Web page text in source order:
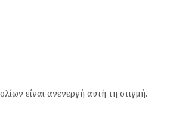
είναι ανενεργή αυτή τη στιγμή.